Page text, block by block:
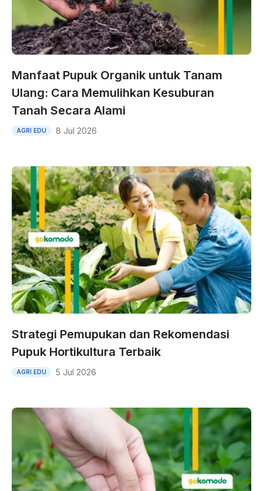
Manfaat Pupuk Organik untuk Tanam
Ulang: Cara Memulihkan Kesuburan
Tanah Secara Alami
AGRI EDU 8 Jul 2026
Strategi Pemupukan dan Rekomendasi
Pupuk Hortikultura Terbaik
AGRI EDU 5 Jul 2026